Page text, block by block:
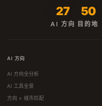
27
AI 方向
50
目的地
AI 方向
AI 方向全分析
AI 工具全景
方向 × 城市匹配